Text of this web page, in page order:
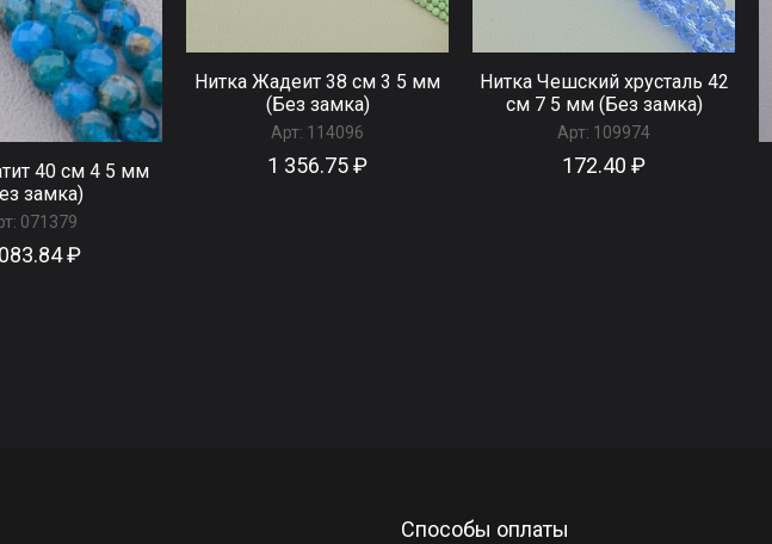
40 см 4 5 мм
замка)
071379
₽
Нитка Жадеит 38 см 3 5 мм
(Без замка)
Арт: 114096
1 356.75 ₽
Нитка Чешский хрусталь 42
см 7 5 мм (Без замка)
Арт: 109974
172.40 ₽
Способы оплаты